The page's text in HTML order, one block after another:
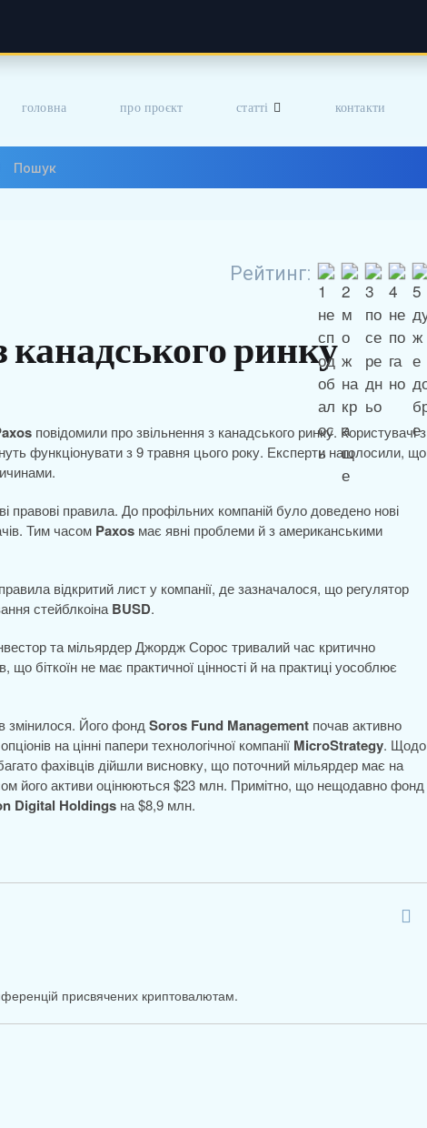
головна про проєкт статті контакти
Рейтинг:
ринку
повідомили про звільнення з канадського ринку. Користувачі з
функціонувати з 9 травня цього року. Експерти наголосили, що
правила. До профільних компаній було доведено нові
Тим часом Paxos має явні проблеми й з американськими
відкритий лист у компанії, де зазначалося, що регулятор
стейблкоіна BUSD.
та мільярдер Джордж Сорос тривалий час критично
біткоїн не має практичної цінності й на практиці уособлює
змінилося. Його фонд Soros Fund Management почав активно
на цінні папери технологічної компанії MicroStrategy. Щодо
фахівців дійшли висновку, що поточний мільярдер має на
його активи оцінюються $23 млн. Примітно, що нещодавно фонд
Digital Holdings на $8,9 млн.
присвячених криптовалютам.